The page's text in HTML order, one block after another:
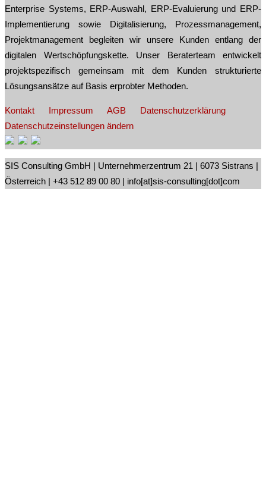
Enterprise Systems, ERP-Auswahl, ERP-Evaluierung und ERP-
Implementierung sowie Digitalisierung, Prozessmanagement,
Projektmanagement begleiten wir unsere Kunden entlang der
digitalen Wertschöpfungskette. Unser Beraterteam entwickelt
projektspezifisch gemeinsam mit dem Kunden strukturierte
Lösungsansätze auf Basis erprobter Methoden.
Kontakt Impressum AGB
Datenschutzerklärung
Datenschutzeinstellungen ändern
SIS Consulting GmbH | Unternehmerzentrum 21 | 6073 Sistrans |
Österreich | +43 512 89 00 80 | info[at]sis-consulting[dot]com